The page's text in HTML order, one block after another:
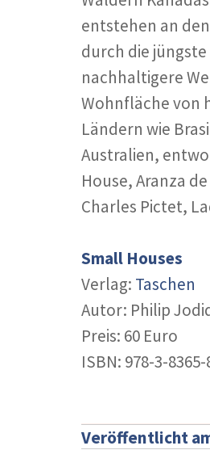
entstehen an
durch die
nachhaltigere
Wohnfläche von
Ländern wie
Australien,
House, Aranza
Charles Pictet,
Small Houses
Verlag: Taschen
Autor: Philip
Preis: 60 Euro
ISBN: 978-3-
Veröffentlicht